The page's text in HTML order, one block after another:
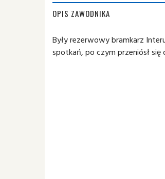
OPIS ZAWODNIKA
Były rezerwowy bramkarz
spotkań, po czym przeniósł się